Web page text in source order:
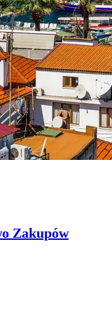
Zakupów